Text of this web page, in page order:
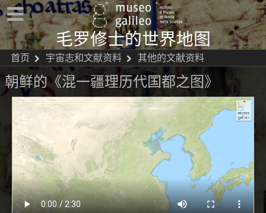
毛罗修士的世界地图
首页 宇宙志和文献资料 其他的文献资料
朝鲜的《混一疆理历代国都之图》